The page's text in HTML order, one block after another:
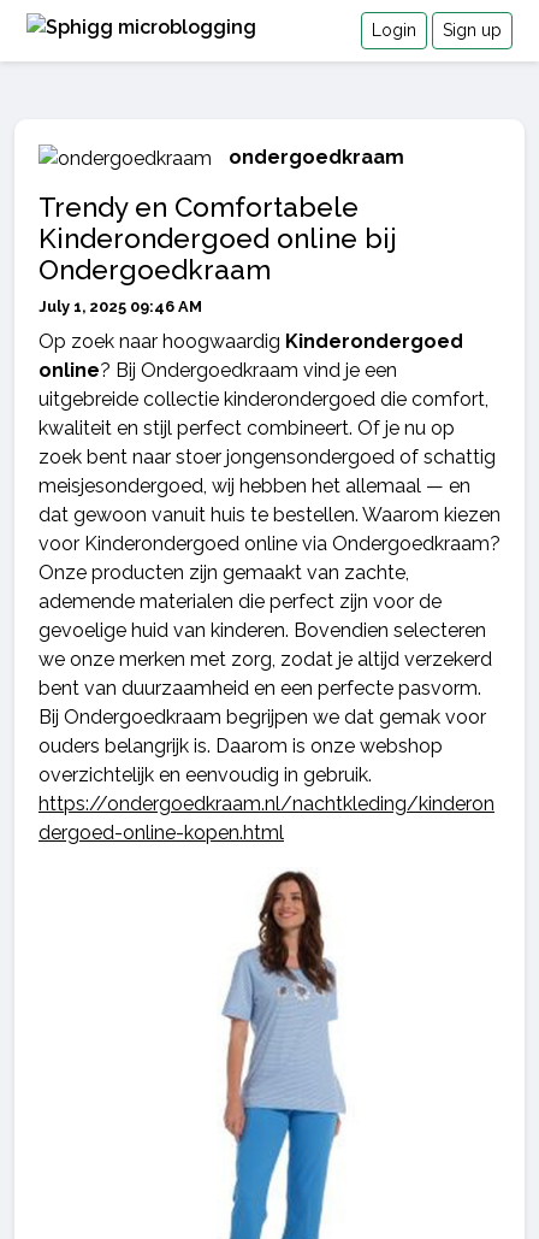
Login Sign up
ondergoedkraam
Trendy en Comfortabele
Kinderondergoed online bij
Ondergoedkraam
July 1, 2025 09:46 AM
Op zoek naar hoogwaardig Kinderondergoed
online? Bij Ondergoedkraam vind je een
uitgebreide collectie kinderondergoed die comfort,
kwaliteit en stijl perfect combineert. Of je nu op
zoek bent naar stoer jongensondergoed of schattig
meisjesondergoed, wij hebben het allemaal — en
dat gewoon vanuit huis te bestellen. Waarom kiezen
voor Kinderondergoed online via Ondergoedkraam?
Onze producten zijn gemaakt van zachte,
ademende materialen die perfect zijn voor de
gevoelige huid van kinderen. Bovendien selecteren
we onze merken met zorg, zodat je altijd verzekerd
bent van duurzaamheid en een perfecte pasvorm.
Bij Ondergoedkraam begrijpen we dat gemak voor
ouders belangrijk is. Daarom is onze webshop
overzichtelijk en eenvoudig in gebruik.
https://ondergoedkraam.nl/nachtkleding/kinderon
dergoed-online-kopen.html